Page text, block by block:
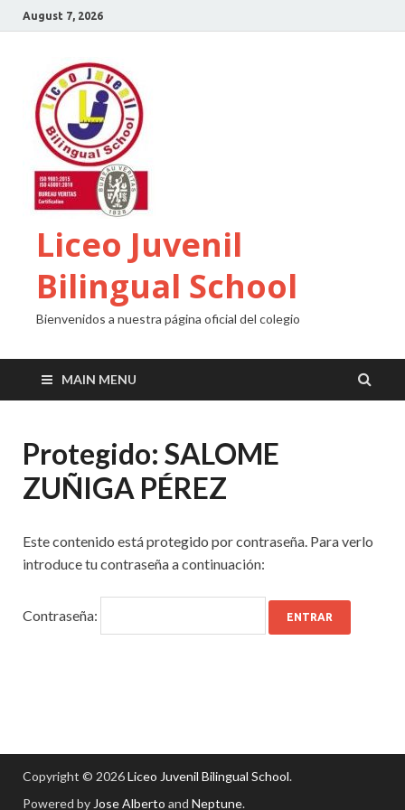
August 7, 2026
Liceo Juvenil
Bilingual School
Bienvenidos a nuestra página oficial del colegio
MAIN MENU
Protegido: SALOME
ZUÑIGA PÉREZ
Este contenido está protegido por contraseña. Para verlo
introduce tu contraseña a continuación:
Contraseña:
Copyright © 2026Liceo Juvenil Bilingual School.
Powered by Jose Alberto and Neptune.